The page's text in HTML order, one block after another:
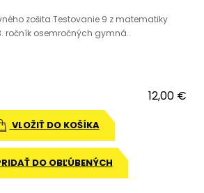
zošita Testovanie 9 z matematiky
ročník osemročných gymná..
12,00 €
VLOŽIŤ DO KOŠÍKA
DO OBĽÚBENÝCH